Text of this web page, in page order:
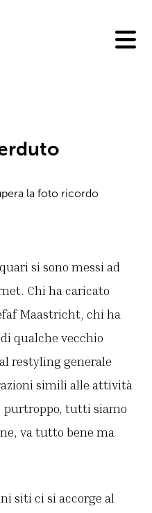
la foto ricordo
si sono messi ad
Chi ha caricato
Maastricht, chi ha
qualche vecchio
restyling generale
simili alle attività
purtroppo, tutti siamo
va tutto bene ma
siti ci si accorge al